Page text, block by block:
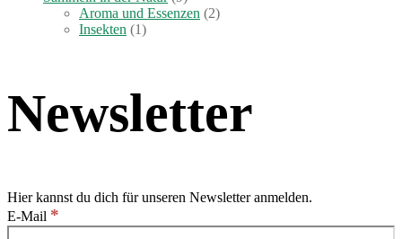
Aroma und Essenzen (2)
Insekten (1)
Newsletter
Hier kannst du dich für unseren Newsletter anmelden.
E-Mail *